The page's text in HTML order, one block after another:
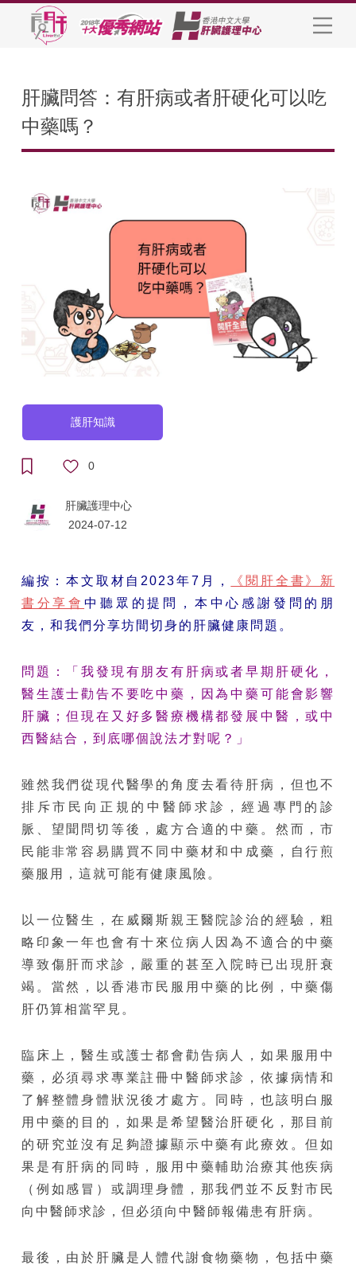
肝臟問答：有肝病或者肝硬化可以吃
中藥嗎？
護肝知識
0
肝臟護理中心
2024-07-12
編按：本文取材自2023年7月，
《閱肝全書》新
書分享會中聽眾的提問，本中心感謝發問的朋
友，和我們分享坊間切身的肝臟健康問題。
問題：「我發現有朋友有肝病或者早期肝硬化，
醫生護士勸告不要吃中藥，因為中藥可能會影響
肝臟；但現在又好多醫療機構都發展中醫，或中
西醫結合，到底哪個說法才對呢？」
雖然我們從現代醫學的角度去看待肝病，但也不
排斥市民向正規的中醫師求診，經過專門的診
脈、望聞問切等後，處方合適的中藥。然而，市
民能非常容易購買不同中藥材和中成藥，自行煎
藥服用，這就可能有健康風險。
以一位醫生，在威爾斯親王醫院診治的經驗，粗
略印象一年也會有十來位病人因為不適合的中藥
導致傷肝而求診，嚴重的甚至入院時已出現肝衰
竭。當然，以香港市民服用中藥的比例，中藥傷
肝仍算相當罕見。
臨床上，醫生或護士都會勸告病人，如果服用中
藥，必須尋求專業註冊中醫師求診，依據病情和
了解整體身體狀況後才處方。同時，也該明白服
用中藥的目的，如果是希望醫治肝硬化，那目前
的研究並沒有足夠證據顯示中藥有此療效。但如
果是有肝病的同時，服用中藥輔助治療其他疾病
（例如感冒）或調理身體，那我們並不反對市民
向中醫師求診，但必須向中醫師報備患有肝病。
最後，由於肝臟是人體代謝食物藥物，包括中藥